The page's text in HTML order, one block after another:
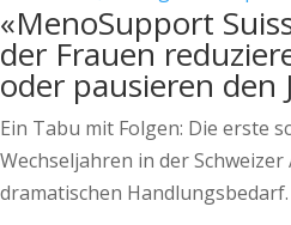
«MenoSupport
der Frauen
oder pausieren den
Ein Tabu mit Folgen: Die erste
Wechseljahren in der
dramatischen Handlungsbedarf.